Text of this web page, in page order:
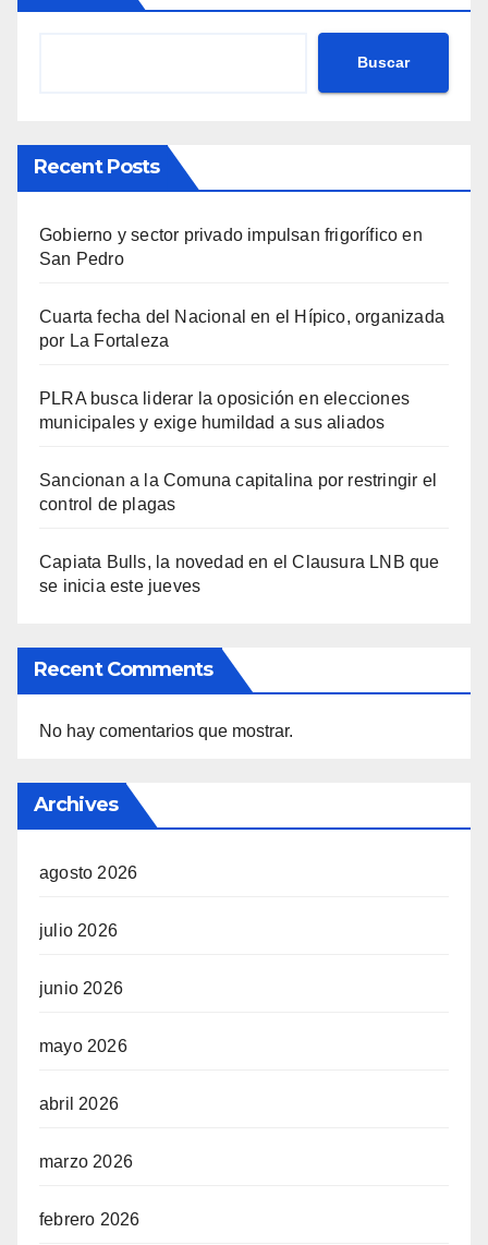
Buscar
Recent Posts
Gobierno y sector privado impulsan frigorífico en
San Pedro
Cuarta fecha del Nacional en el Hípico, organizada
por La Fortaleza
PLRA busca liderar la oposición en elecciones
municipales y exige humildad a sus aliados
Sancionan a la Comuna capitalina por restringir el
control de plagas
Capiata Bulls, la novedad en el Clausura LNB que
se inicia este jueves
Recent Comments
No hay comentarios que mostrar.
Archives
agosto 2026
julio 2026
junio 2026
mayo 2026
abril 2026
marzo 2026
febrero 2026